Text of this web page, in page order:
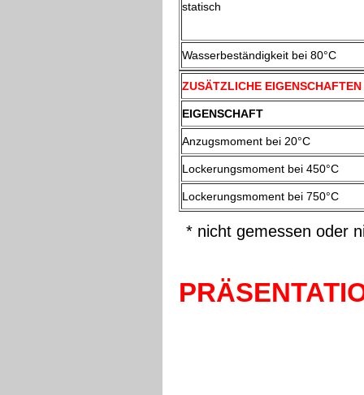
statisch
Wasserbeständigkeit bei 80°C
ZUSÄTZLICHE EIGENSCHAFTEN
EIGENSCHAFT
Anzugsmoment bei 20°C
Lockerungsmoment bei 450°C
Lockerungsmoment bei 750°C
* nicht gemessen oder